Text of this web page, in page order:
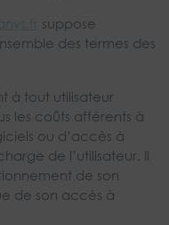
suppose
des termes des
à tout utilisateur
les coûts afférents à
ou d’accès à
de l’utilisateur. Il
de son
de son accès à